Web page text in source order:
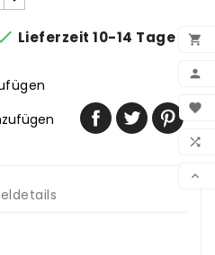





Lieferzeit 10-14 Tage